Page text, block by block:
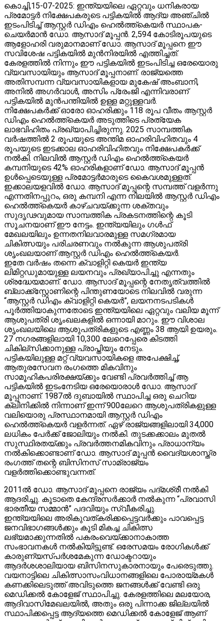
കൊച്ചി,15-07-2025: ഇന്ത്യയിലെ ഏറ്റവും ധനികരായ
പ്രമോട്ടർ നിക്ഷേപകരുടെ പട്ടികയിൽ ആദ്യ അഞ്ചിൽ
ഇടംപിടിച്ച് ആസ്റ്റർ ഡിഎം ഹെൽത്ത്കെയർ സ്ഥാപക-
ചെയർമാൻ ഡോ. ആസാദ് മൂപ്പൻ. 2,594 കോടിരൂപയുടെ
ആളോഹരി വരുമാനമാണ് ഡോ. ആസാദ് മൂപ്പനെ ഈ
സവിശേഷ പട്ടികയിൽ മുൻനിരയിൽ എത്തിച്ചത്.
കേരളത്തിൽ നിന്നും ഈ പട്ടികയിൽ ഇടംപിടിച്ച ഒരേയൊരു
വ്യവസായിയും ആസാദ് മൂപ്പനാണ്. രാജ്യത്തെ
അതിസമ്പന്ന വ്യവസായികളായ മുകേഷ് അംബാനി,
അനിൽ അഗർവാൾ, അസിം പ്രേംജി എന്നിവരാണ്
പട്ടികയിൽ മുൻപന്തിയിൽ ഉള്ള മറ്റുള്ളവർ.
നിക്ഷേപകർക്ക് ഓരോ ഓഹരിക്കും 118 രൂപ വീതം ആസ്റ്റർ
ഡിഎം ഹെൽത്ത്കെയർ അടുത്തിടെ പ്രത്യേക
ലാഭവിഹിതം പ്രഖ്യാപിച്ചിരുന്നു. 2025 സാമ്പത്തിക
വർഷത്തിൽ 2 രൂപയുടെ അന്തിമ ഓഹരിവിഹിതവും 4
രൂപയുടെ ഇടക്കാല ഓഹരിവിഹിതവും നിക്ഷേപകർക്ക്
നൽകി. നിലവിൽ ആസ്റ്റർ ഡിഎം ഹെൽത്ത്കെയർ
കമ്പനിയുടെ 42% ഓഹരികളാണ് ഡോ. ആസാദ് മൂപ്പൻ
ഉൾപ്പെടെയുള്ള പ്രമോട്ടർമാരുടെ കൈവശമുള്ളത്.
ഇക്കാലയളവിൽ ഡോ. ആസാദ് മൂപ്പന്റെ സമ്പത്ത് വളർന്നു
എന്നതിനപ്പുറം, ഒരു കമ്പനി എന്ന നിലയിൽ ആസ്റ്റർ ഡിഎം
ഹെൽത്ത്കെയർ കാഴ്ചവയ്ക്കുന്ന ശക്തവും
സുദൃഢവുമായ സാമ്പത്തിക പ്രകടനത്തിന്റെ കൂടി
സൂചനയാണ് ഈ നേട്ടം. ഇന്ത്യയിലും ഗൾഫ്
മേഖലയിലും ഉന്നതനിലവാരമുള്ള സമഗ്രമായ
ചികിത്സയും പരിചരണവും നൽകുന്ന ആശുപത്രി
ശൃംഖലയാണ് ആസ്റ്റർ ഡിഎം ഹെൽത്ത്കെയർ.
ഇതേ വർഷം തന്നെ ക്വാളിറ്റി കെയർ ഇന്ത്യ
ലിമിറ്റഡുമായുള്ള ലയനവും പ്രഖ്യാപിച്ചു എന്നതും
ശ്രദ്ധേയമാണ്. ഡോ. ആസാദ് മൂപ്പന്റെ നേതൃത്വത്തിൽ
ബ്ലാക്ക്സ്റ്റോണിന്റെ പിന്തുണയോടെ നിലവിൽ വരുന്ന
“ആസ്റ്റർ ഡിഎം ക്വാളിറ്റി കെയർ”, ലയനനടപടികൾ
പൂർത്തിയാകുന്നതോടെ ഇന്ത്യയിലെ ഏറ്റവും വലിയ മൂന്ന്
ആശുപത്രി ശൃംഖലകളിൽ ഒന്നായി മാറും. ഈ വിശാല
ശൃംഖലയിലെ ആശുപത്രികളുടെ എണ്ണം 38 ആയി ഉയരും.
27 നഗരങ്ങളിലായി 10,300 ലേറെപ്പേരെ കിടത്തി
ചികില്സിക്കാനുള്ള പ്രാപ്തിയും നേടും.
പട്ടികയിലുള്ള മറ്റ് വ്യവസായികളെ അപേക്ഷിച്ച്,
ആതുരസേവന രംഗത്തെ മികവിനും
സാമൂഹികപരിരക്ഷയ്ക്കും വേണ്ടി പ്രവർത്തിച്ച് ആ
പട്ടികയിൽ ഇടംനേടിയ ഒരേയൊരാൾ ഡോ. ആസാദ്
മൂപ്പനാണ്. 1987ൽ ദുബായിൽ സ്ഥാപിച്ച ഒരു ചെറിയ
ക്ലിനിക്കിൽ നിന്നാണ് ഇന്ന് 900ലേറെ ആശുപത്രികളുള്ള
വലിയൊരു പ്രസ്ഥാനമായി ആസ്റ്റർ ഡിഎം
ഹെൽത്ത്കെയർ വളർന്നത്. ഏഴ് രാജ്യങ്ങളിലായി 34,000
ലധികം പേർക്ക് ജോലിയും നൽകി. തുടക്കക്കാലം മുതൽ
സുസ്ഥിരതയ്ക്കും പ്രവർത്തനമികവിനും പ്രാധാന്യം
നൽകിക്കൊണ്ടാണ് ഡോ. ആസാദ് മൂപ്പൻ വൈദ്യശാസ്ത്ര
രംഗത്ത് തന്റെ ബിസിനസ് സാമ്രാജ്യം
വളർത്തിക്കൊണ്ടുവന്നത്.
2011ൽ ഡോ. ആസാദ് മൂപ്പനെ രാജ്യം പദ്‌മശ്രീ നൽകി
ആദരിച്ചു. കൂടാതെ കേന്ദ്രസർക്കാർ നൽകുന്ന “പ്രവാസി
ഭാരതീയ സമ്മാൻ” പദവിയും സ്വീകരിച്ചു.
ഇന്ത്യയിലെ അരികുവത്കരിക്കപ്പെട്ടവർക്കും പാവപ്പെട്ട
ജനവിഭാഗങ്ങൾക്കും കൂടി മികച്ച ചികിത്സ
ലഭ്യമാക്കുന്നതിൽ പകരംവെയ്ക്കാനാകാത്ത
സംഭാവനകൾ നൽകിയിട്ടുണ്ട്. ഒരേസമയം രോഗികൾക്ക്
കാരുണ്യസ്പർശമേകുന്ന ഡോക്ടറായും
ആദർശശാലിയായ ബിസിനസുകാരനായും പേരെടുത്തു.
വയനാട്ടിലെ ചികിത്സാസംവിധാനങ്ങളിലെ പോരായ്മകൾ
കണക്കിലെടുത്ത് അവിടുത്തെ ജനങ്ങൾക്ക് വേണ്ടി ഒരു
മെഡിക്കൽ കോളേജ് സ്ഥാപിച്ചു. കേരളത്തിലെ മലയോര,
ആദിവാസിമേഖലയിൽ, അതും ഒരു പിന്നാക്ക ജില്ലയിൽ
സ്ഥാപിക്കപ്പെട്ട ആദ്യത്തെ മെഡിക്കൽ കോളേജ് ആണ്